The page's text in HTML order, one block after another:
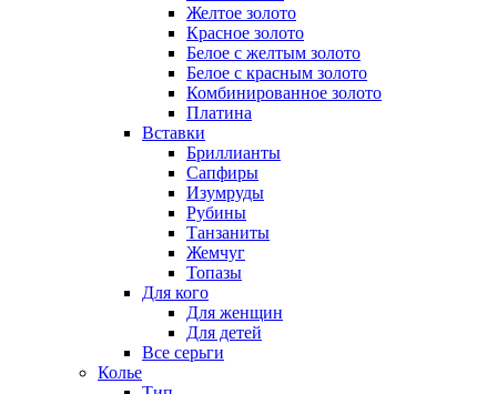
Желтое золото
Красное золото
Белое с желтым золото
Белое с красным золото
Комбинированное золото
Платина
Вставки
Бриллианты
Сапфиры
Изумруды
Рубины
Танзаниты
Жемчуг
Топазы
Для кого
Для женщин
Для детей
Все серьги
Колье